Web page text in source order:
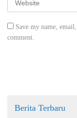
Save my name,
comment.
Berita Terbaru